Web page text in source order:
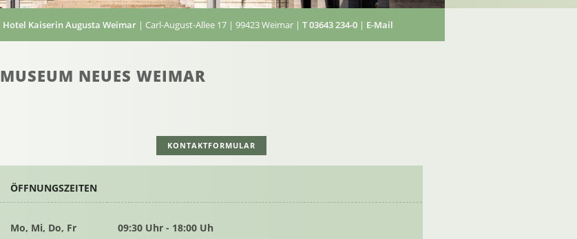
Hotel Kaiserin Augusta Weimar| Carl-August-Allee 17 | 99423 Weimar | T 03643 234-0| E-Mail
MUSEUM NEUES WEIMAR
KONTAKTFORMULAR
ÖFFNUNGSZEITEN
Mo, Mi, Do, Fr 09:30 Uhr - 18:00 Uh